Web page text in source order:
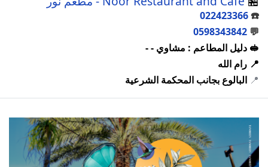
☎️
022423366
💬
0598343842
🥪 دليل المطاعم : مشاوي - -
📍 رام الله
📍 البالوع بجانب المحكمة الشرعية